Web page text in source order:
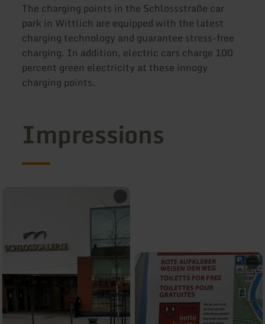
The charging points in the Schlossstraße car
park in Wittlich are equipped with the latest
charging technology and guarantee stress-free
charging. In addition, electric cars charge 100
percent green electricity at these innogy
charging points.
Impressions